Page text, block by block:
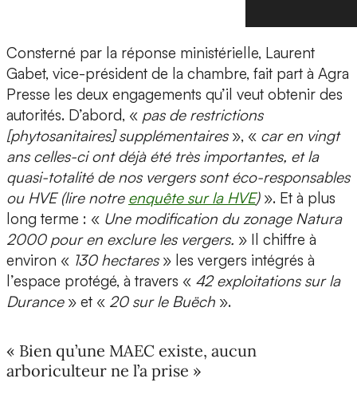
Consterné par la réponse ministérielle, Laurent
Gabet, vice-président de la chambre, fait part à Agra
Presse les deux engagements qu’il veut obtenir des
autorités. D’abord, « pas de restrictions
[phytosanitaires] supplémentaires», « car en vingt
ans celles-ci ont déjà été très importantes, et la
quasi-totalité de nos vergers sont éco-responsables
ou HVE (lire notre enquête sur la HVE)». Et à plus
long terme : « Une modification du zonage Natura
2000 pour en exclure les vergers. » Il chiffre à
environ « 130 hectares» les vergers intégrés à
l’espace protégé, à travers « 42 exploitations sur la
Durance» et « 20 sur le Buëch ».
« Bien qu’une MAEC existe, aucun
arboriculteur ne l’a prise »